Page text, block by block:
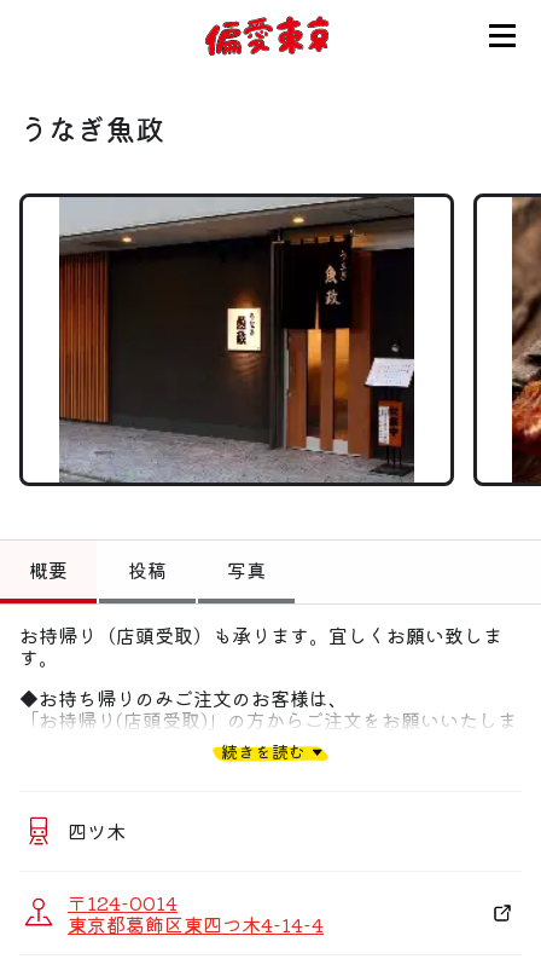
使い方
ログイン
会員登録
お知らせ
トップ
偏愛コミュニティ
偏愛記事
偏愛スポット
うなぎ魚政
概要 投稿 写真
お持帰り（店頭受取）も承ります。宜しくお願い致しま
す。
◆お持ち帰りのみご注文のお客様は、
「お持帰り(店頭受取)」の方からご注文をお願いいたしま
https://www.tablecheck.com/ja/shops/unagi-
続きを読む
四ツ木
〒124-0014
東京都葛飾区東四つ木4-14-4